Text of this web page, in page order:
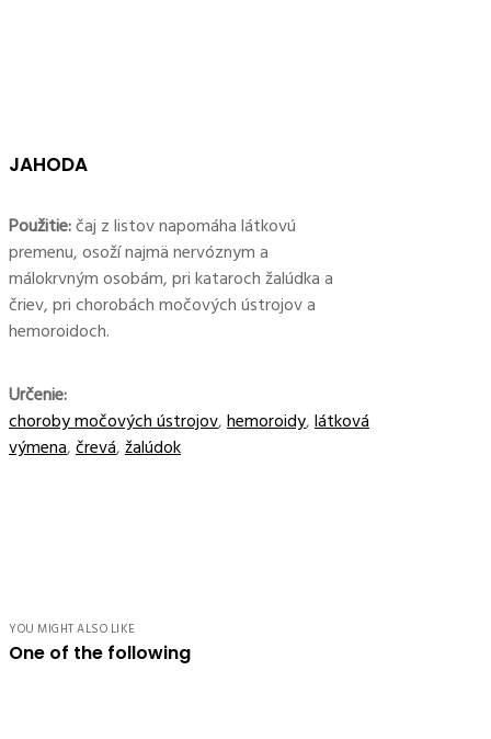
JAHODA
Použitie:čaj z listov napomáha látkovú
premenu, osoží najmä nervóznym a
málokrvným osobám, pri kataroch žalúdka a
čriev, pri chorobách močových ústrojov a
hemoroidoch.
Určenie:
choroby močových ústrojov,hemoroidy,látková
výmena,črevá,žalúdok
YOU MIGHT ALSO LIKE
One of the following